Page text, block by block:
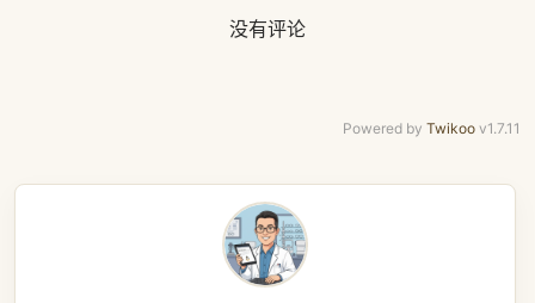
没有评论
Powered by Twikoo v1.7.11